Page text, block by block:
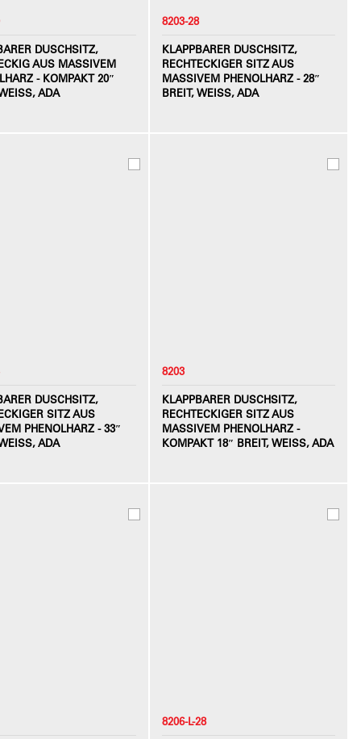
DUSCHSITZ,
AUS MASSIVEM
- KOMPAKT 20″
ADA
8203-28
KLAPPBARER DUSCHSITZ,
RECHTECKIGER SITZ AUS
MASSIVEM PHENOLHARZ - 28″
BREIT, WEISS, ADA
DUSCHSITZ,
SITZ AUS
PHENOLHARZ - 33″
ADA
8203
KLAPPBARER DUSCHSITZ,
RECHTECKIGER SITZ AUS
MASSIVEM PHENOLHARZ -
KOMPAKT 18″ BREIT, WEISS, ADA
8206-L-28